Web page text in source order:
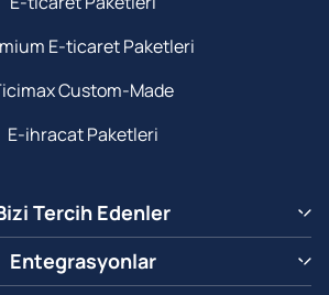
E-ticaret Paketleri
Custom-Made
E-ihracat Paketleri
Tercih Edenler
Entegrasyonlar